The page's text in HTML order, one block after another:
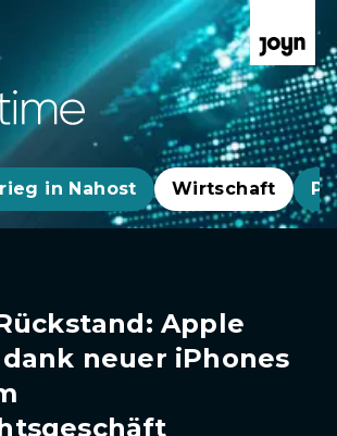
in Nahost Wirtschaft
Apple
neuer iPhones